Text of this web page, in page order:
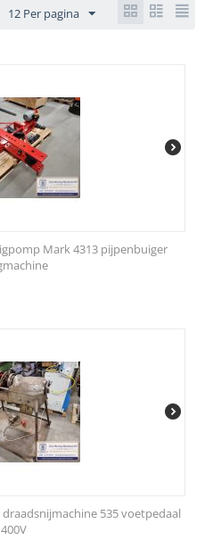
12 Per pagina
Mark 4313 pijpenbuiger
535 voetpedaal
400V